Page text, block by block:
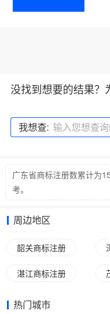
没找到想要的结果？
我想查:
广东省商标注册数累计为
考。
周边地区
韶关商标注册
湛江商标注册
热门城市